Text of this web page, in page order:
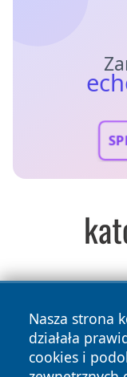
Nasza strona
działała
cookies i